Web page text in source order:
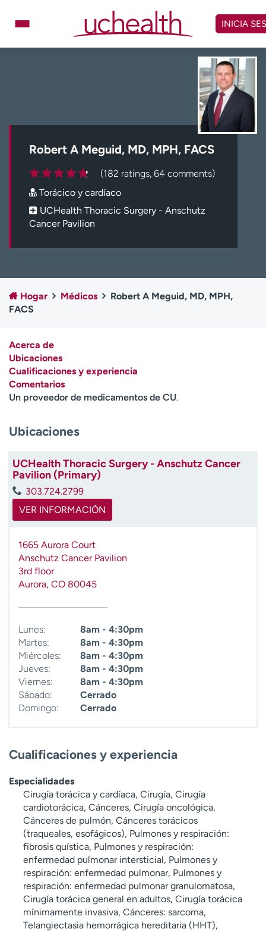
contenido
Especialidades
Programar cita
Facturación y precios
Carreras
Inicie sesión en My Health Connection
Acerca de UCHealth
Clases y eventos
Empleados
Profesionales
Atención a medios de
Contáctenos
A
y
ú
a
m
e
n
c
INICIA
Robert A Meguid, MD, MPH, FACS
(182 ratings, 64 comments)
Torácico y cardíaco
UCHealth Thoracic Surgery - Anschutz
Cancer Pavilion
Hogar Médicos
Robert A Meguid, MD, MPH,
FACS
Acerca de
Ubicaciones
Cualificaciones y experiencia
Comentarios
Un proveedor de medicamentos de CU.
Ubicaciones
UCHealth Thoracic Surgery - Anschutz Cancer
Pavilion (Primary)
303.724.2799
VER INFORMACIÓN
1665 Aurora Court
Anschutz Cancer Pavilion
3rd floor
Aurora, CO 80045
Lunes:
8am - 4:30pm
Martes:
8am - 4:30pm
Miércoles:
8am - 4:30pm
Jueves:
8am - 4:30pm
Viernes:
8am - 4:30pm
Sábado:
Cerrado
Domingo:
Cerrado
Cualificaciones y experiencia
Especialidades
Cirugía torácica y cardíaca, Cirugía, Cirugía
cardiotorácica, Cánceres, Cirugía oncológica,
Cánceres de pulmón, Cánceres torácicos
(traqueales, esofágicos), Pulmones y respiración:
fibrosis quística, Pulmones y respiración:
enfermedad pulmonar intersticial, Pulmones y
respiración: enfermedad pulmonar, Pulmones y
respiración: enfermedad pulmonar granulomatosa,
Cirugía torácica general en adultos, Cirugía torácica
mínimamente invasiva, Cánceres: sarcoma,
Telangiectasia hemorrágica hereditaria (HHT),